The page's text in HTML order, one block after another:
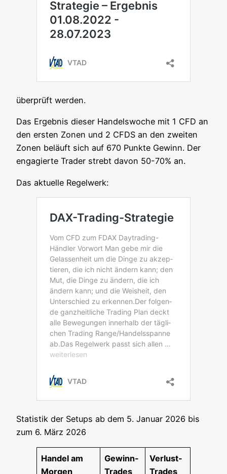
über­prüft werden.
Das Ergeb­nis die­ser Han­dels­wo­che mit 1 CFD an
den ers­ten Zonen und 2 CFDS an den zwei­ten
Zonen beläuft sich auf 670 Punk­te Gewinn. Der
enga­gier­te Trader strebt davon 50-70% an.
Das aktu­el­le Regelwerk:
Sta­tis­tik der Set­ups ab dem 5. Janu­ar 2026 bis
zum 6. März 2026
Han­del am
Morgen
Gewinn-
Trades
Ver­lust-
Trades